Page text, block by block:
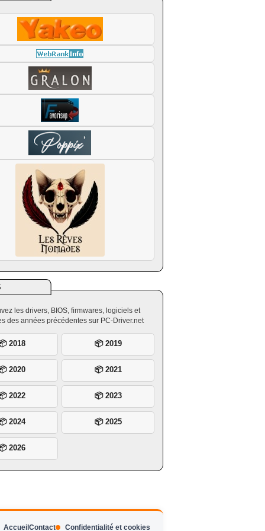
les drivers, BIOS, firmwares, logiciels et
des années précédentes sur PC-Driver.net
2018 📦 2019
2020 📦 2021
2022 📦 2023
2024 📦 2025
2026
Accueil Contact Confidentialité et cookies